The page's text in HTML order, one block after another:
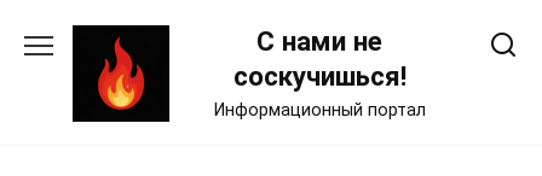
С нами не
соскучишься!
Информационный портал